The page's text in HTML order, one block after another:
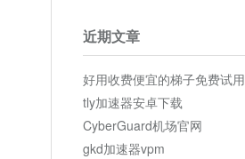
近期文章
好用收费便宜的梯子免费试用
tly加速器安卓下载
CyberGuard机场官网
gkd加速器vpm